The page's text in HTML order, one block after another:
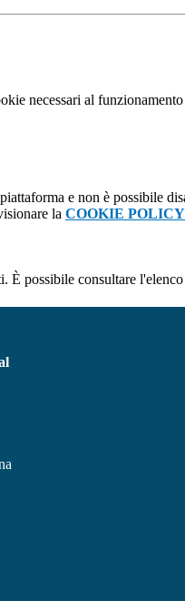
necessari al
e non è possibile
la COOKIE POLICY
È possibile consultare